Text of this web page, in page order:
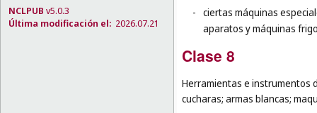
NCLPUB v5.0.3
Última modificación el: 2026.07.21
- ciertas máquinas
aparatos y máquinas
Clase 8
Herramientas e instrumentos
cucharas; armas blancas;